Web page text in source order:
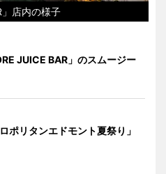
」店内の様子
JUICE BAR」のスムージー
ポリタンエドモント夏祭り」